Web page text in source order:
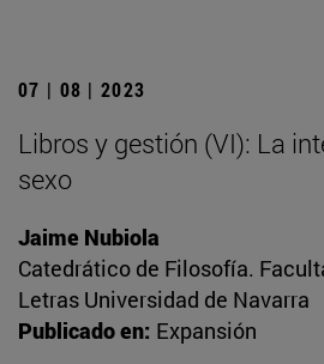
07 | 08 | 2023
Libros y gestión (VI): La
sexo
Jaime Nubiola
Catedrático de Filosofía.
Letras Universidad de Navarra
Publicado en: Expansión